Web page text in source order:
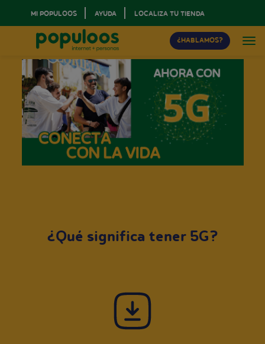
MI POPULOOS AYUDA LOCALIZA TU TIENDA
¿HABLAMOS?
¿Qué significa tener 5G?